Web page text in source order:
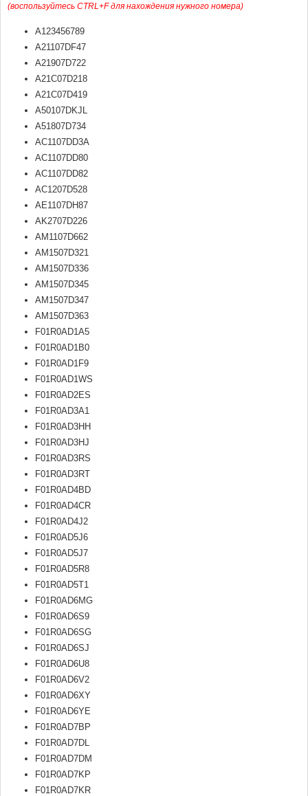
(воспользуйтесь CTRL+F для нахождения нужного номера)
A123456789
A21107DF47
A21907D722
A21C07D218
A21C07D419
A50107DKJL
A51807D734
AC1107DD3A
AC1107DD80
AC1107DD82
AC1207D528
AE1107DH87
AK2707D226
AM1107D662
AM1507D321
AM1507D336
AM1507D345
AM1507D347
AM1507D363
F01R0AD1A5
F01R0AD1B0
F01R0AD1F9
F01R0AD1WS
F01R0AD2ES
F01R0AD3A1
F01R0AD3HH
F01R0AD3HJ
F01R0AD3RS
F01R0AD3RT
F01R0AD4BD
F01R0AD4CR
F01R0AD4J2
F01R0AD5J6
F01R0AD5J7
F01R0AD5R8
F01R0AD5T1
F01R0AD6MG
F01R0AD6S9
F01R0AD6SG
F01R0AD6SJ
F01R0AD6U8
F01R0AD6V2
F01R0AD6XY
F01R0AD6YE
F01R0AD7BP
F01R0AD7DL
F01R0AD7DM
F01R0AD7KP
F01R0AD7KR